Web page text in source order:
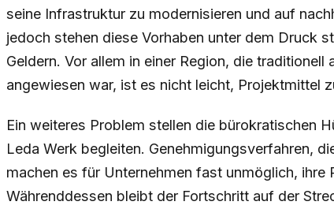
seine Infrastruktur zu modernisieren und auf
jedoch stehen diese Vorhaben unter dem Druck
Geldern. Vor allem in einer Region, die
angewiesen war, ist es nicht leicht, Projektmittel
Ein weiteres Problem stellen die bürokratischen
Leda Werk begleiten. Genehmigungsverfahren,
machen es für Unternehmen fast unmöglich, ihre
Währenddessen bleibt der Fortschritt auf der